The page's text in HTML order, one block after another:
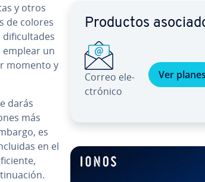
y otros
de colores
di­fi­cu­l­ta­des
un
momento y
darás
más
es
en el
Productos
Correo ele­
c­tró­ni­co
Ver planes